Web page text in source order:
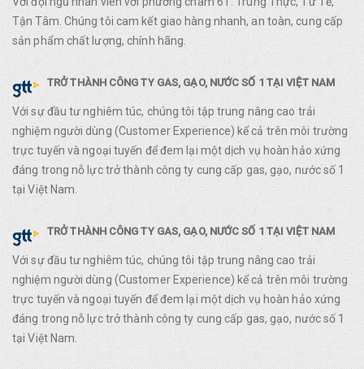
Tận Tâm. Chúng tôi cam kết giao hàng nhanh, an toàn, cung cấp
sản phẩm chất lượng, chính hãng.
TRỞ THÀNH CÔNG TY GAS, GẠO, NƯỚC SỐ 1 TẠI VIỆT NAM
Với sự đầu tư nghiêm túc, chúng tôi tập trung nâng cao trải
nghiệm người dùng (Customer Experience) kể cả trên môi trường
trực tuyến và ngoại tuyến để đem lại một dịch vụ hoàn hảo xứng
đáng trong nỗ lực trở thành công ty cung cấp gas, gạo, nước số 1
tại Việt Nam.
TRỞ THÀNH CÔNG TY GAS, GẠO, NƯỚC SỐ 1 TẠI VIỆT NAM
Với sự đầu tư nghiêm túc, chúng tôi tập trung nâng cao trải
nghiệm người dùng (Customer Experience) kể cả trên môi trường
trực tuyến và ngoại tuyến để đem lại một dịch vụ hoàn hảo xứng
đáng trong nỗ lực trở thành công ty cung cấp gas, gạo, nước số 1
tại Việt Nam.